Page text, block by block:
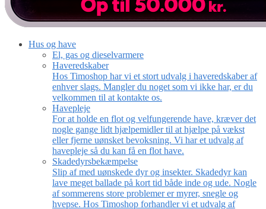
Hus og have
El, gas og dieselvarmere
Haveredskaber
Hos Timoshop har vi et stort udvalg i haveredskaber af
enhver slags. Mangler du noget som vi ikke har, er du
velkommen til at kontakte os.
Havepleje
For at holde en flot og velfungerende have, kræver det
nogle gange lidt hjælpemidler til at hjælpe på vækst
eller fjerne uønsket bevoksning. Vi har et udvalg af
havepleje så du kan få en flot have.
Skadedyrsbekæmpelse
Slip af med uønskede dyr og insekter. Skadedyr kan
lave meget ballade på kort tid både inde og ude. Nogle
af sommerens store problemer er myrer, snegle og
hvepse. Hos Timoshop forhandler vi et udvalg af